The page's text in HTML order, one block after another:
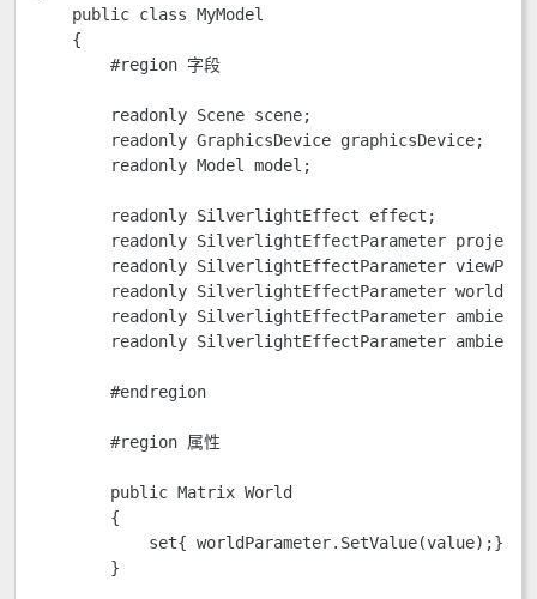
    public class MyModel
    {
        #region 字段
        readonly Scene scene;
        readonly GraphicsDevice graphicsDevice;
        readonly Model model;
        readonly SilverlightEffect effect;
readonly SilverlightEffectParameter
readonly SilverlightEffectParameter
readonly SilverlightEffectParameter
readonly SilverlightEffectParameter
readonly SilverlightEffectParameter
        #endregion
        #region 属性
        public Matrix World
        {
            set{ worldParameter.SetValue(value);}
        }